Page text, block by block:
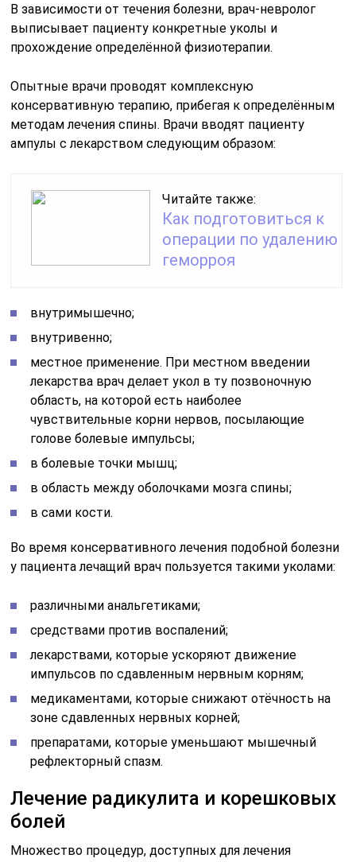
В зависимости от течения болезни, врач-невролог
выписывает пациенту конкретные уколы и
прохождение определённой физиотерапии.
Опытные врачи проводят комплексную
консервативную терапию, прибегая к определённым
методам лечения спины. Врачи вводят пациенту
ампулы с лекарством следующим образом:
Читайте также:
Как подготовиться к
операции по удалению
геморроя
внутримышечно;
внутривенно;
местное применение. При местном введении
лекарства врач делает укол в ту позвоночную
область, на которой есть наиболее
чувствительные корни нервов, посылающие
голове болевые импульсы;
в болевые точки мышц;
в область между оболочками мозга спины;
в сами кости.
Во время консервативного лечения подобной болезни
у пациента лечащий врач пользуется такими уколами:
различными анальгетиками;
средствами против воспалений;
лекарствами, которые ускоряют движение
импульсов по сдавленным нервным корням;
медикаментами, которые снижают отёчность на
зоне сдавленных нервных корней;
препаратами, которые уменьшают мышечный
рефлекторный спазм.
Лечение радикулита и корешковых
болей
Множество процедур, доступных для лечения